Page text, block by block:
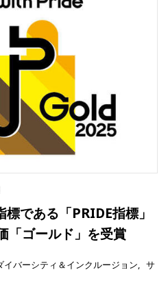
である「PRIDE指標」
「ゴールド」を受賞
イバーシティ＆インクルージョン
サ